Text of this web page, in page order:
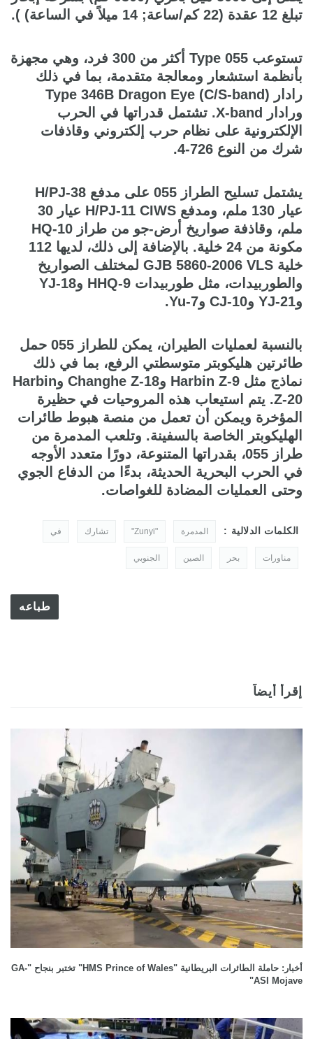
تبلغ 12 عقدة (22 كم/ساعة; 14 ميلاً في الساعة) ).
تستوعب Type 055 أكثر من 300 فرد، وهي مجهزة
بأنظمة استشعار ومعالجة متقدمة، بما في ذلك
رادار Type 346B Dragon Eye (C/S-band)
ورادار X-band. تشتمل قدراتها في الحرب
الإلكترونية على نظام حرب إلكتروني وقاذفات
شرك من النوع 726-4.
يشتمل تسليح الطراز 055 على مدفع H/PJ-38
عيار 130 ملم، ومدفع H/PJ-11 CIWS عيار 30
ملم، وقاذفة صواريخ أرض-جو من طراز HQ-10
مكونة من 24 خلية. بالإضافة إلى ذلك، لديها 112
خلية GJB 5860-2006 VLS لمختلف الصواريخ
والطوربيدات، مثل طوربيدات HHQ-9 وYJ-18
وYJ-21 وCJ-10 وYu-7.
بالنسبة لعمليات الطيران، يمكن للطراز 055 حمل
طائرتين هليكوبتر متوسطتي الرفع، بما في ذلك
نماذج مثل Harbin Z-9 وChanghe Z-18 وHarbin
Z-20. يتم استيعاب هذه المروحيات في حظيرة
المؤخرة ويمكن أن تعمل من منصة هبوط طائرات
الهليكوبتر الخاصة بالسفينة. وتلعب المدمرة من
طراز 055، بقدراتها المتنوعة، دورًا متعدد الأوجه
في الحرب البحرية الحديثة، بدءًا من الدفاع الجوي
وحتى العمليات المضادة للغواصات.
الكلمات الدلالية : المدمرة "Zunyi" تشارك في
مناورات بحر الصين الجنوبي
طباعه
إقرأ أيضاً
أخبار: حاملة الطائرات البريطانية "HMS Prince of Wales" تختبر بنجاح "GA-
ASI Mojave"